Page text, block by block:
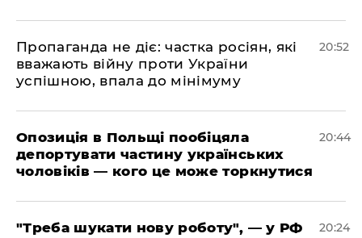
​Пропаганда не діє: частка росіян, які
вважають війну проти України
успішною, впала до мінімуму
20:52
​Опозиція в Польщі пообіцяла
депортувати частину українських
чоловіків — кого це може торкнутися
20:44
​"Треба шукати нову роботу", — у РФ
20:24